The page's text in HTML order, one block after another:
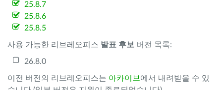
25.8.7
25.8.6
25.8.5
사용 가능한 리브레오피스 발표 후보 버전 목록:
26.8.0
이전 버전의 리브레오피스는 아카이브 에서 내려받을 수 있